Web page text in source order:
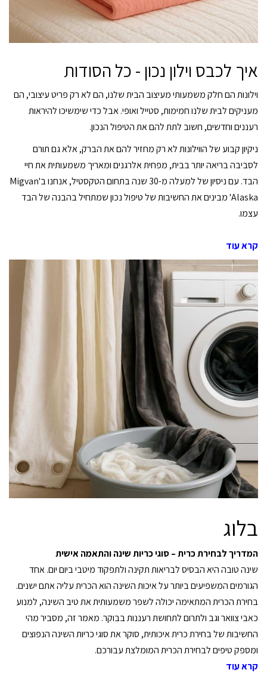
איך לכבס וילון נכון - כל הסודות
וילונותהם חלק משמעותי מעיצוב הבית שלנו, הם לא רק פריט עיצובי, הם
מעניקים לבית שלנו חמימות, סטייל ואופי. אבל כדי שימשיכו להיראות
רעננים וחדשים, חשוב לתת להם את הטיפול הנכון.
ניקיון קבוע של הווילונות לא רק מחזיר להם את הברק, אלא גם תורם
לסביבה בריאה יותר בבית, מפחית אלרגנים ומאריך משמעותית את חיי
הבד. עם ניסיון של למעלה מ-30 שנה בתחום הטקסטיל, אנחנו ב'Migvan
Alaska' מבינים את החשיבות של טיפול נכון שמתחיל בהבנה של הבד
עצמו.
קרא עוד
בלוג
המדריך לבחירת כרית – סוגי כריות שינה והתאמה אישית
שינה טובה היא הבסיס לבריאות תקינה ולתפקוד מיטבי ביום יום. אחד
הגורמים המשפיעים ביותר על איכות השינה הוא הכרית עליה אתם ישנים.
בחירת הכרית המתאימה יכולה לשפר משמעותית את טיב השינה, למנוע
כאבי צוואר וגב ולתרום לתחושת רעננות בבוקר. מאמר זה, מסביר מהי
החשיבות של בחירת כרית איכותית, סוקר את סוגי כריות השינה הנפוצים
ומספק טיפים לבחירת הכרית המומלצת עבורכם.
קרא עוד